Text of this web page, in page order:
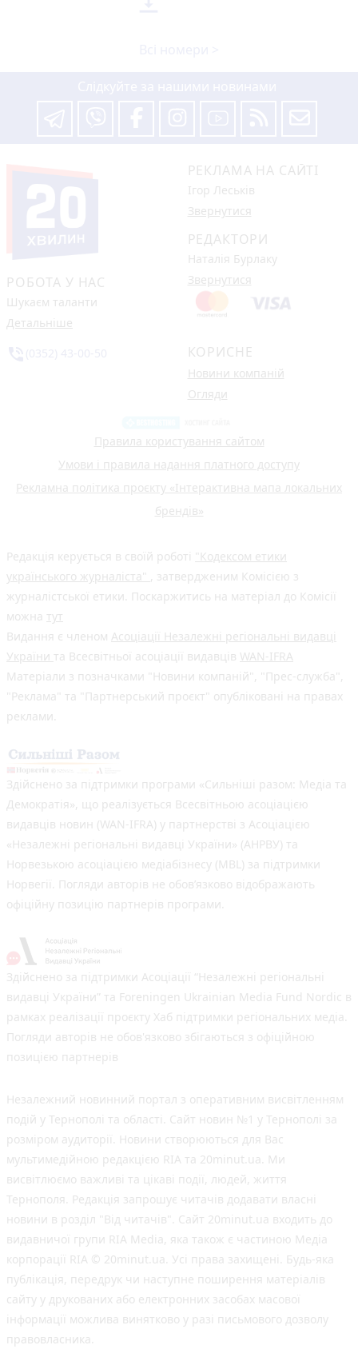
РОБОТА У НАС
Шукаєм таланти
Детальніше
РЕКЛАМА НА САЙТІ
Ігор Леськів
Звернутися
РЕДАКТОРИ
Наталія Бурлаку
Звернутися
КОРИСНЕ
Новини компаній
Огляди
Правила користування сайтом
Умови і правила надання платного доступу
Рекламна політика проєкту «Інтерактивна мапа локальних
брендів»
Редакція керується в своїй роботі "Кодексом етики
українського журналіста" , затвердженим Комісією з
журналістської етики. Поскаржитись на матеріал до Комісії
можна тут
Видання є членом Асоціації Незалежні регіональні видавці
України та Всесвітньої асоціації видавців WAN-IFRA
Матеріали з позначками "Новини компаній", "Прес-служба",
"Реклама" та "Партнерський проєкт" опубліковані на правах
реклами.
Здійснено за підтримки програми «Сильніші разом: Медіа та
Демократія», що реалізується Всесвітньою асоціацією
видавців новин (WAN-IFRA) у партнерстві з Асоціацією
«Незалежні регіональні видавці України» (АНРВУ) та
Норвезькою асоціацією медіабізнесу (MBL) за підтримки
Норвегії. Погляди авторів не обов’язково відображають
офіційну позицію партнерів програми.
Здійснено за підтримки Асоціації “Незалежні регіональні
видавці України” та Foreningen Ukrainian Media Fund Nordic в
рамках реалізації проєкту Хаб підтримки регіональних медіа.
Погляди авторів не обов'язково збігаються з офіційною
позицією партнерів
Незалежний новинний портал з оперативним висвітленням
подій у Тернополі та області. Сайт новин №1 у Тернополі за
розміром аудиторії. Новини створюються для Вас
мультимедійною редакцією RIA та 20minut.ua. Ми
висвітлюємо важливі та цікаві події, людей, життя
Тернополя. Редакція запрошує читачів додавати власні
новини в розділ "Від читачів". Сайт 20minut.ua входить до
видавничої групи RIA Media, яка також є частиною Медіа
корпорації RIA © 20minut.ua. Усі права захищені. Будь-яка
публiкацiя, передрук чи наступне поширення матеріалів
сайту у друкованих або електронних засобах масової
інформації можлива винятково у разі письмового дозволу
правовласника.